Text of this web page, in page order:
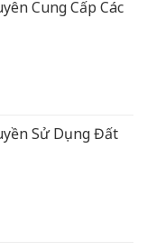
Cung Cấp Các
Sử Dụng Đất